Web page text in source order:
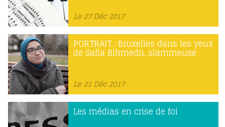
Le 27 Déc 2017
PORTRAIT : Bruxelles dans les yeux
de Safia Bihmedn, slammeuse
Le 21 Déc 2017
Les médias en crise de foi